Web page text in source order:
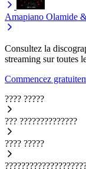
Amapiano Olamide
Consultez la
streaming sur toutes
Commencez
???? ?????
??? ??????????????
???? ?????